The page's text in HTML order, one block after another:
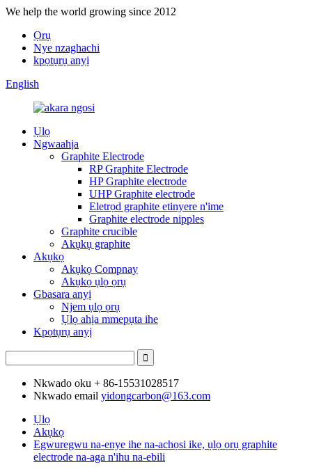
We help the world growing since 2012
Ọrụ
Nye nzaghachi
kpọtụrụ anyị
English
Ụlọ
Ngwaahịa
Graphite Electrode
RP Graphite Electrode
HP Graphite electrode
UHP Graphite electrode
Eletrọd graphite etinyere n'ime
Graphite electrode nipples
Graphite crucible
Akụkụ graphite
Akụkọ
Akụkọ Compnay
Akụkọ ụlọ ọrụ
Gbasara anyị
Njem ụlọ ọrụ
Ụlọ ahịa mmepụta ihe
Kpọtụrụ anyị
Nkwado oku + 86-15531028517
Nkwado email yidongcarbon@163.com
Ụlọ
Akụkọ
Egwuregwu na-enye ihe na-achọsi ike, ụlọ ọrụ graphite
electrode na-aga n'ihu na-ebili